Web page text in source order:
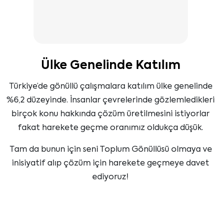
Ülke Genelinde Katılım
Türkiye’de gönüllü çalışmalara katılım ülke genelinde
%6,2 düzeyinde. İnsanlar çevrelerinde gözlemledikleri
birçok konu hakkında çözüm üretilmesini istiyorlar
fakat harekete geçme oranımız oldukça düşük.
Tam da bunun için seni Toplum Gönüllüsü olmaya ve
inisiyatif alıp çözüm için harekete geçmeye davet
ediyoruz!